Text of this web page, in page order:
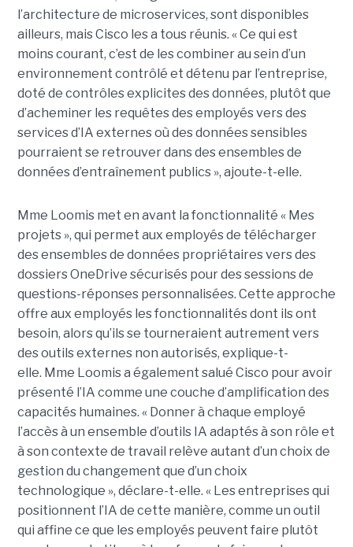
l’architecture de microservices, sont disponibles
ailleurs, mais Cisco les a tous réunis. « Ce qui est
moins courant, c’est de les combiner au sein d’un
environnement contrôlé et détenu par l’entreprise,
doté de contrôles explicites des données, plutôt que
d’acheminer les requêtes des employés vers des
services d’IA externes où des données sensibles
pourraient se retrouver dans des ensembles de
données d’entraînement publics », ajoute-t-elle.
Mme Loomis met en avant la fonctionnalité « Mes
projets », qui permet aux employés de télécharger
des ensembles de données propriétaires vers des
dossiers OneDrive sécurisés pour des sessions de
questions-réponses personnalisées. Cette approche
offre aux employés les fonctionnalités dont ils ont
besoin, alors qu’ils se tourneraient autrement vers
des outils externes non autorisés, explique-t-
elle. Mme Loomis a également salué Cisco pour avoir
présenté l’IA comme une couche d’amplification des
capacités humaines. « Donner à chaque employé
l’accès à un ensemble d’outils IA adaptés à son rôle et
à son contexte de travail relève autant d’un choix de
gestion du changement que d’un choix
technologique », déclare-t-elle. « Les entreprises qui
positionnent l’IA de cette manière, comme un outil
qui affine ce que les employés peuvent faire plutôt